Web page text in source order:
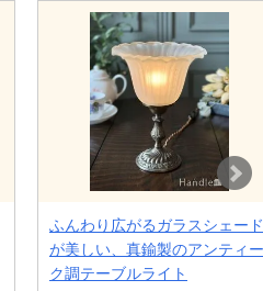
ふんわり広がるガラスシェード
が美しい、真鍮製のアンティー
ク調テーブルライト